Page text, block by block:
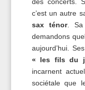
c’est un autre
sax ténor. Sa
demandons
aujourd’hui.
« les fils du
incarnent
sociétale que